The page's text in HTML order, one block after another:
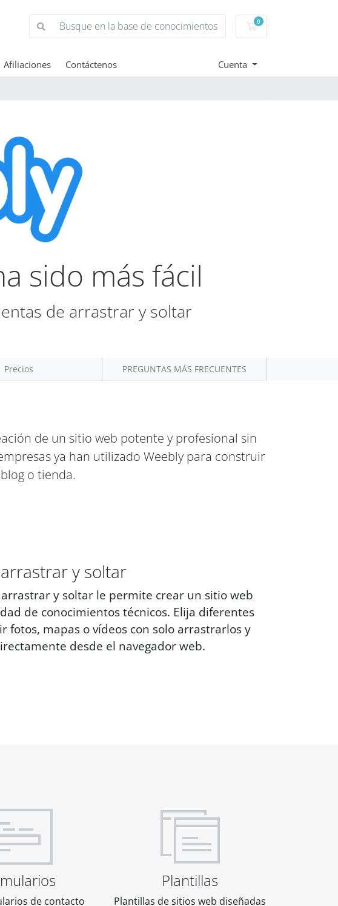
0
Carro de Pedidos
Afiliaciones Contáctenos Cuenta
sido más fácil
de arrastrar y soltar
Precios PREGUNTAS MÁS FRECUENTES
de un sitio web potente y profesional sin
ya han utilizado Weebly para construir
o tienda.
y soltar
y soltar le permite crear un sitio web
de conocimientos técnicos. Elija diferentes
fotos, mapas o vídeos con solo arrastrarlos y
desde el navegador web.
de contacto
Plantillas
Plantillas de sitios web diseñadas